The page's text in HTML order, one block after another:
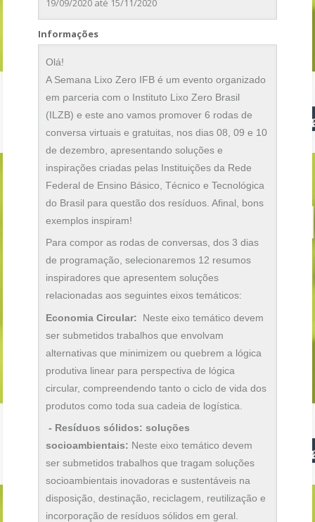
Informações
Olá!
A Semana Lixo Zero IFB é um evento organizado
em parceria com o Instituto Lixo Zero Brasil
(ILZB) e este ano vamos promover 6 rodas de
conversa virtuais e gratuitas, nos dias 08, 09 e 10
de dezembro, apresentando soluções e
inspirações criadas pelas Instituições da Rede
Federal de Ensino Básico, Técnico e Tecnológica
do Brasil para questão dos resíduos. Afinal, bons
exemplos inspiram!
Para compor as rodas de conversas, dos 3 dias
de programação, selecionaremos 12 resumos
inspiradores que apresentem soluções
relacionadas aos seguintes eixos temáticos:
Economia Circular: Neste eixo temático devem
ser submetidos trabalhos que envolvam
alternativas que minimizem ou quebrem a lógica
produtiva linear para perspectiva de lógica
circular, compreendendo tanto o ciclo de vida dos
produtos como toda sua cadeia de logística.
- Resíduos sólidos: soluções
socioambientais: Neste eixo temático devem
ser submetidos trabalhos que tragam soluções
socioambientais inovadoras e sustentáveis na
disposição, destinação, reciclagem, reutilização e
incorporação de resíduos sólidos em geral.